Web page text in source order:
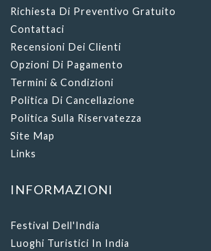
Richiesta Di Preventivo Gratuito
Contattaci
Recensioni Dei Clienti
Opzioni Di Pagamento
Termini & Condizioni
Politica Di Cancellazione
Politica Sulla Riservatezza
Site Map
Links
INFORMAZIONI
Festival Dell'India
Luoghi Turistici In India